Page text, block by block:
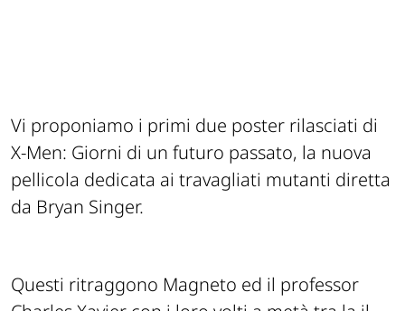
Vi proponiamo i primi due poster rilasciati di
X-Men: Giorni di un futuro passato, la nuova
pellicola dedicata ai travagliati mutanti diretta
da Bryan Singer.
Questi ritraggono Magneto ed il professor